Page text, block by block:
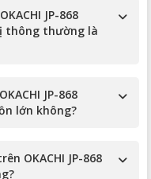
JP-868
thông thường là
JP-868
lớn không?
OKACHI JP-868